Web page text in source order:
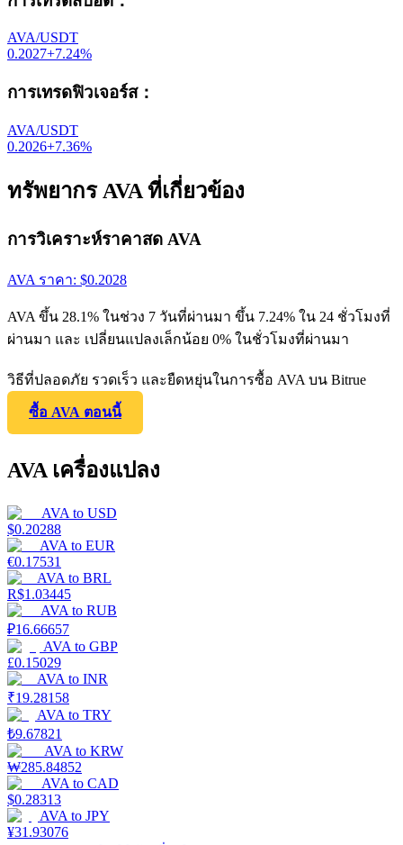
AVA/USDT
0.2027+7.24%
การเทรดฟิวเจอร์ส：
AVA/USDT
0.2026+7.36%
ทรัพยากร AVA ที่เกี่ยวข้อง
การวิเคราะห์ราคาสด AVA
AVA ราคา: $0.2028
AVA ขึ้น 28.1% ในช่วง 7 วันที่ผ่านมา ขึ้น 7.24% ใน 24 ชั่วโมงที่
ผ่านมา และ เปลี่ยนแปลงเล็กน้อย 0% ในชั่วโมงที่ผ่านมา
วิธีที่ปลอดภัย รวดเร็ว และยืดหยุ่นในการซื้อ AVA บน Bitrue
ซื้อ AVA ตอนนี้
AVA เครื่องแปลง
AVA to USD
$0.20288
AVA to EUR
€0.17531
AVA to BRL
R$1.03445
AVA to RUB
₽16.66657
AVA to GBP
£0.15029
AVA to INR
₹19.28158
AVA to TRY
₺9.67821
AVA to KRW
₩285.84852
AVA to CAD
$0.28313
AVA to JPY
¥31.93076